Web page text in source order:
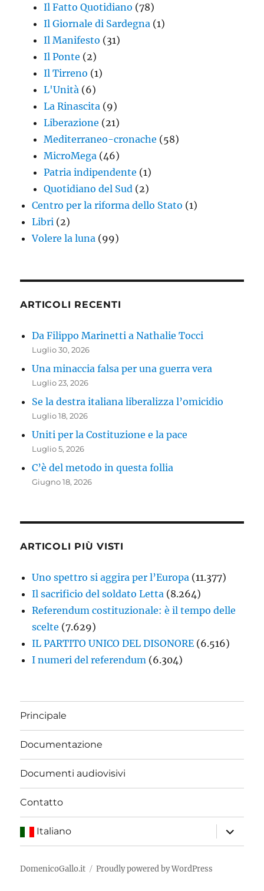
Il Fatto Quotidiano (78)
Il Giornale di Sardegna (1)
Il Manifesto (31)
Il Ponte (2)
Il Tirreno (1)
L'Unità (6)
La Rinascita (9)
Liberazione (21)
Mediterraneo-cronache (58)
MicroMega (46)
Patria indipendente (1)
Quotidiano del Sud (2)
Centro per la riforma dello Stato (1)
Libri (2)
Volere la luna (99)
ARTICOLI RECENTI
Da Filippo Marinetti a Nathalie Tocci
Luglio 30, 2026
Una minaccia falsa per una guerra vera
Luglio 23, 2026
Se la destra italiana liberalizza l’omicidio
Luglio 18, 2026
Uniti per la Costituzione e la pace
Luglio 5, 2026
C’è del metodo in questa follia
Giugno 18, 2026
ARTICOLI PIÙ VISTI
Uno spettro si aggira per l’Europa (11.377)
Il sacrificio del soldato Letta (8.264)
Referendum costituzionale: è il tempo delle
scelte (7.629)
IL PARTITO UNICO DEL DISONORE (6.516)
I numeri del referendum (6.304)
Principale
Documentazione
Documenti audiovisivi
Contatto
Italiano
apri
i
menu
DomenicoGallo.it Proudly powered by WordPress